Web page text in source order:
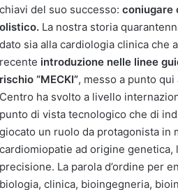
chiavi del suo successo: coniugare
olistico. La nostra storia
dato sia alla cardiologia clinica che
recente introduzione nelle linee
rischio “MECKI”, messo a punto
Centro ha svolto a livello
punto di vista tecnologico che di
giocato un ruolo da protagonista in
cardiomiopatie ad origine
precisione. La parola d’ordine per
biologia, clinica, bioingegneria,